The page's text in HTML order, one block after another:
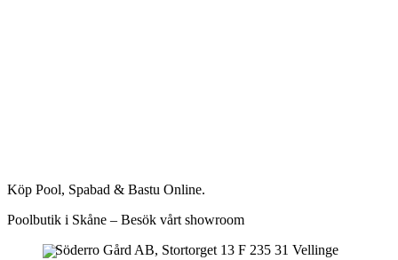
Köp Pool, Spabad & Bastu Online.
Poolbutik i Skåne – Besök vårt showroom
Söderro Gård AB, Stortorget 13 F 235 31 Vellinge